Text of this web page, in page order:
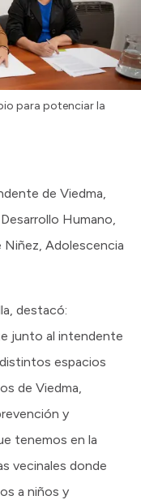
para potenciar la
de Viedma,
Humano,
Niñez, Adolescencia
destacó:
junto al intendente
espacios
de Viedma,
y
tenemos en la
vecinales donde
a niños y